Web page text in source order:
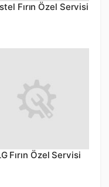
Fırın Özel Servisi
Fırın Özel Servisi